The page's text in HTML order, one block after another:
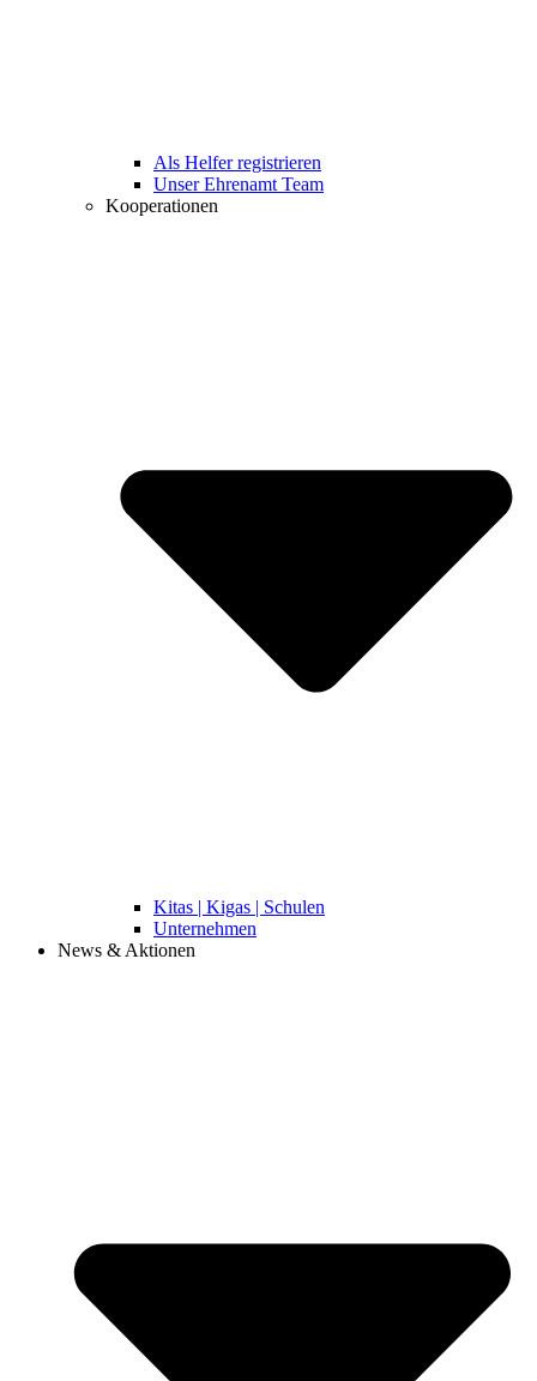
Als Helfer registrieren
Unser Ehrenamt Team
Kooperationen
Kitas | Kigas | Schulen
Unternehmen
News & Aktionen